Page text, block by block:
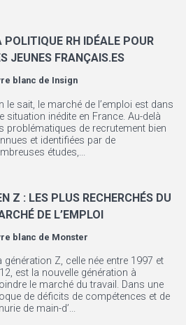
POLITIQUE RH IDÉALE POUR
JEUNES FRANÇAIS.ES
blanc de Insign
le sait, le marché de l’emploi est dans
situation inédite en France. Au-delà
problématiques de recrutement bien
et identifiées par de
études,...
Z : LES PLUS RECHERCHÉS DU
DE L’EMPLOI
blanc de Monster
génération Z, celle née entre 1997 et
est la nouvelle génération à
le marché du travail. Dans une
de déficits de compétences et de
de main-d’...